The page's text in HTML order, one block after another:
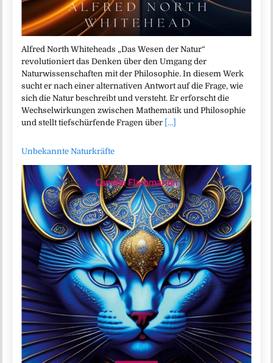
Alfred North Whiteheads „Das Wesen der Natur“
revolutioniert das Denken über den Umgang der
Naturwissenschaften mit der Philosophie. In diesem Werk
sucht er nach einer alternativen Antwort auf die Frage, wie
sich die Natur beschreibt und versteht. Er erforscht die
Wechselwirkungen zwischen Mathematik und Philosophie
und stellt tiefschürfende Fragen über [...]
Unbekannte Naturkräfte